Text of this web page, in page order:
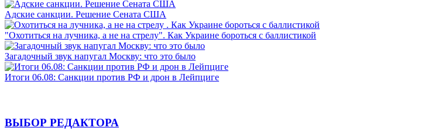
Адские санкции. Решение Сената США
"Охотиться на лучника, а не на стрелу". Как Украине бороться с баллистикой
Загадочный звук напугал Москву: что это было
Итоги 06.08: Санкции против РФ и дрон в Лейпциге
ВЫБОР РЕДАКТОРА